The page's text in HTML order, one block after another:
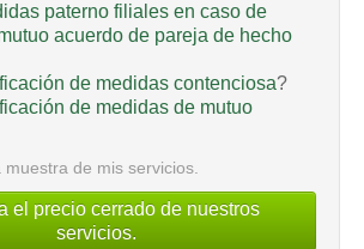
paterno filiales en caso de
acuerdo de pareja de hecho
de medidas contenciosa?
de medidas de mutuo
muestra de mis servicios.
el precio cerrado de nuestros
servicios.